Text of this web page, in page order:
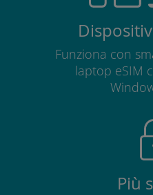
Funziona con
laptop eSIM
Più